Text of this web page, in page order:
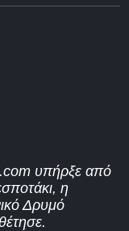
υπήρξε από
η
Δρυμό